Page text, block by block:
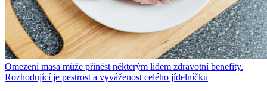
Omezení masa může přinést některým lidem zdravotní benefity.
Rozhodující je pestrost a vyváženost celého jídelníčku